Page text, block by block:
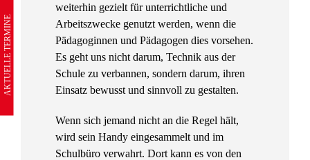
weiterhin gezielt für unterrichtliche und
Arbeitszwecke genutzt werden, wenn die
Pädagoginnen und Pädagogen dies vorsehen.
Es geht uns nicht darum, Technik aus der
Schule zu verbannen, sondern darum, ihren
Einsatz bewusst und sinnvoll zu gestalten.
Wenn sich jemand nicht an die Regel hält,
wird sein Handy eingesammelt und im
Schulbüro verwahrt. Dort kann es von den
AKTUELLE TERMINE